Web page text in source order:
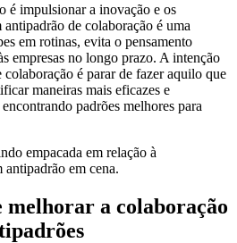
é impulsionar a inovação e os
de colaboração é uma
em rotinas, evita o pensamento
empresas no longo prazo. A intenção
é parar de fazer aquilo que
maneiras mais eficazes e
padrões melhores para
empacada em relação à
em cena.
a colaboração